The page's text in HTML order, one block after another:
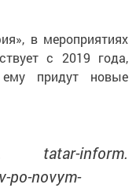
в мероприятиях
с 2019 года,
придут новые
tatar-inform.
po-novym-